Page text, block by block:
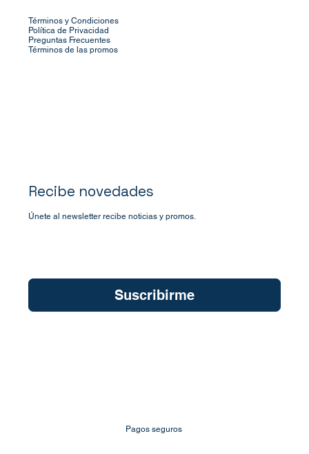
Términos y Condiciones
Política de Privacidad
Preguntas Frecuentes
Términos de las promos
Recibe novedades
Únete al newsletter recibe noticias y promos.
Suscribirme
Pagos seguros